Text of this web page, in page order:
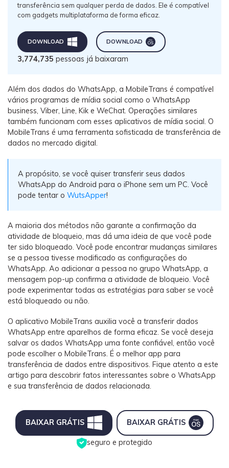
transferência sem qualquer perda de dados. Ele é compatível
com gadgets multiplataforma de forma eficaz.
DOWNLOAD DOWNLOAD
3,774,735 pessoas já baixaram
Além dos dados do WhatsApp, a MobileTrans é compatível
vários programas de mídia social como o WhatsApp
business, Viber, Line, Kik e WeChat. Operações similares
também funcionam com esses aplicativos de mídia social. O
MobileTrans é uma ferramenta sofisticada de transferência de
dados no mercado digital.
A propósito, se você quiser transferir seus dados
WhatsApp do Android para o iPhone sem um PC. Você
pode tentar o WutsApper!
A maioria dos métodos não garante a confirmação da
atividade de bloqueio, mas dá uma ideia de que você pode
ter sido bloqueado. Você pode encontrar mudanças similares
se a pessoa tivesse modificado as configurações do
WhatsApp. Ao adicionar a pessoa no grupo WhatsApp, a
mensagem pop-up confirma a atividade de bloqueio. Você
pode experimentar todas as estratégias para saber se você
está bloqueado ou não.
O aplicativo MobileTrans auxilia você a transferir dados
WhatsApp entre aparelhos de forma eficaz. Se você deseja
salvar os dados WhatsApp uma fonte confiável, então você
pode escolher o MobileTrans. É o melhor app para
transferência de dados entre dispositivos. Fique atento a este
artigo para descobrir fatos interessantes sobre o WhatsApp
e sua transferência de dados relacionada.
BAIXAR GRÁTIS BAIXAR GRÁTIS
seguro e protegido